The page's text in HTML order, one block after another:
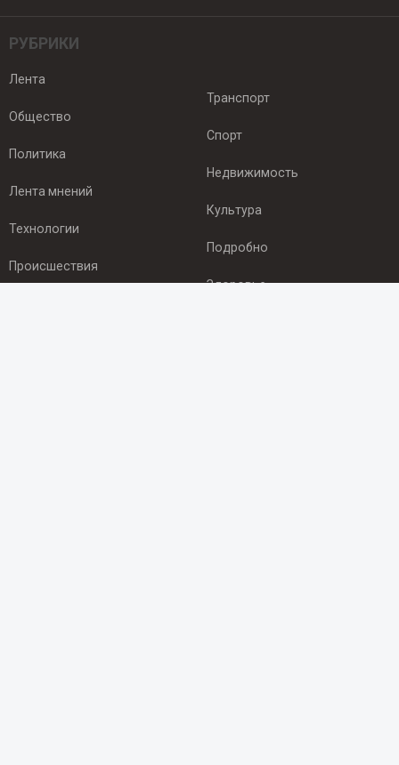
РУБРИКИ
Лента
Общество
Политика
Лента мнений
Технологии
Происшествия
Транспорт
Спорт
Недвижимость
Культура
Подробно
Здоровье